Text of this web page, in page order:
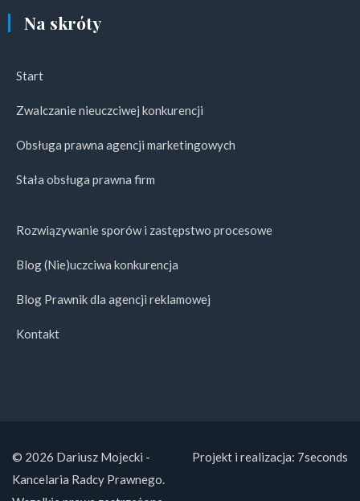
Na skróty
Start
Zwalczanie nieuczciwej konkurencji
Obsługa prawna agencji marketingowych
Stała obsługa prawna firm
Rozwiązywanie sporów i zastępstwo procesowe
Blog (Nie)uczciwa konkurencja
Blog Prawnik dla agencji reklamowej
Kontakt
© 2026 Dariusz Mojecki -
Kancelaria Radcy Prawnego.
Projekt i realizacja: 7seconds